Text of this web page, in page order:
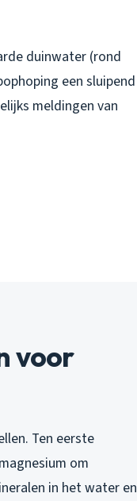
duinwater (rond
een sluipend
meldingen van
voor
Ten eerste
om
in het water en